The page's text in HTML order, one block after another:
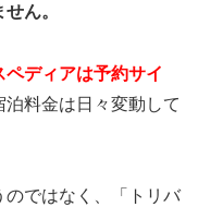
ん。
ペディアは予約サイ
泊料金は日々変動して
のではなく、「トリバ